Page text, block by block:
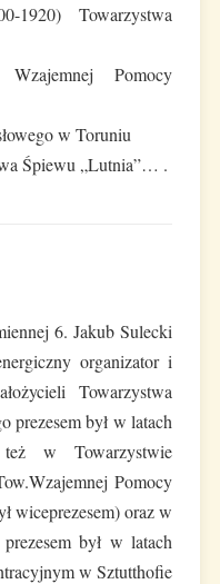
1920) Towarzystwa
Pomocy
w Toruniu
Śpiewu „Lutnia”… .
6. Jakub Sulecki
organizator i
Towarzystwa
prezesem był w latach
w Towarzystwie
Pomocy
wiceprezesem) oraz w
był w latach
w Sztutthofie